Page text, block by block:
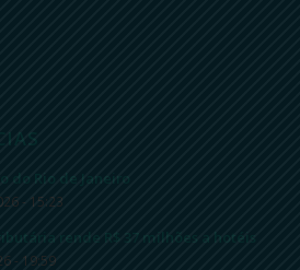
do Rio de Janeiro
- 15:23
rende R$ 37 milhões a hotéis
- 19:59